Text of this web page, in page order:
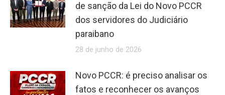
de sanção da Lei do Novo PCCR
dos servidores do Judiciário
paraibano
28 de junho de 2026
Novo PCCR: é preciso analisar os
fatos e reconhecer os avanços